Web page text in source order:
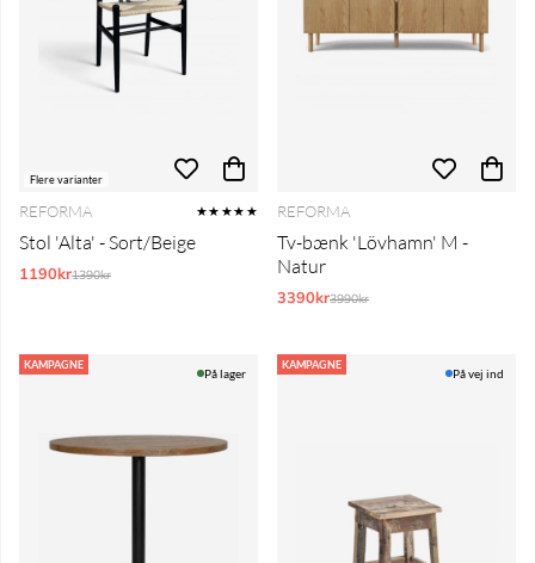
Flere varianter
REFORMA ★★★★★
Stol 'Alta' - Sort/Beige
1190krNormalpris:
1390kr
REFORMA
Tv-bænk 'Lövhamn' M -
Natur
3390krNormalpris:
3990kr
KAMPAGNE
På lager
KAMPAGNE
På vej ind